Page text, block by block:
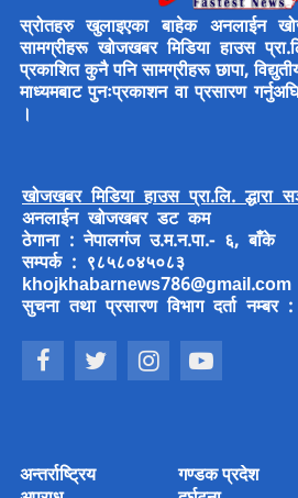
स्रोतहरु खुलाइएका बाहेक अनलाईन
सामग्रीहरू खोजखबर मिडिया हाउस
प्रकाशित कुनै पनि सामग्रीहरू छापा,
माध्यमबाट पुनःप्रकाशन वा प्रसारण
।
खोजखबर मिडिया हाउस प्रा.लि. द्धारा
अनलाईन खोजखबर डट कम
ठेगाना : नेपालगंज उ.म.न.पा.- ६, बाँके
सम्पर्क : ९८५८०४५०८३
khojkhabarnews786@gmail.com
सुचना तथा प्रसारण विभाग दर्ता
अन्तर्राष्ट्रिय गण्डक प्रदेश